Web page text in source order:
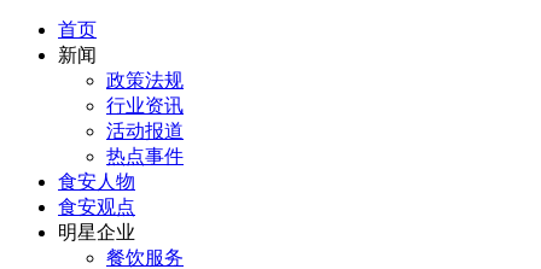
首页
新闻
政策法规
行业资讯
活动报道
热点事件
食安人物
食安观点
明星企业
餐饮服务